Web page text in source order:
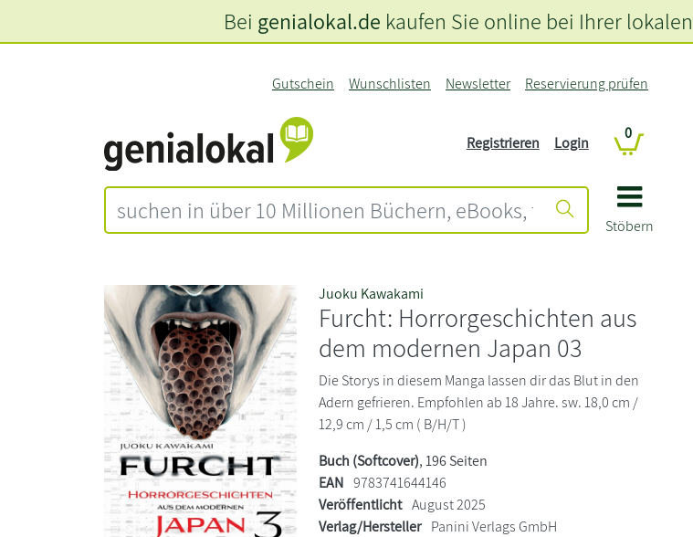
Stöbern
Gutschein Wunschlisten Newsletter Reservierung prüfen
Registrieren Login
0
Bei genialokal.de kaufen Sie online bei Ihrer lokalen
Juoku Kawakami
Furcht: Horrorgeschichten aus
dem modernen Japan 03
Die Storys in diesem Manga lassen dir das Blut in den
Adern gefrieren. Empfohlen ab 18 Jahre. sw. 18,0 cm /
12,9 cm / 1,5 cm ( B/H/T )
Buch (Softcover), 196 Seiten
EAN 9783741644146
Veröffentlicht August 2025
Verlag/Hersteller Panini Verlags GmbH